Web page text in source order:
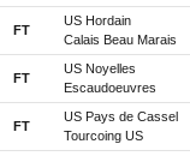
FT
US Hordain
Calais Beau Marais
FT
US Noyelles
Escaudoeuvres
FT
US Pays de Cassel
Tourcoing US